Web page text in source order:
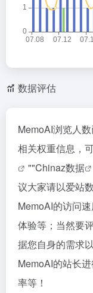
数据评估
MemoAI浏览人
相关权重信息，
""Chinaz数据
议大家请以爱站
MemoAI的访问
体验等；当然要
据您自身的需求
MemoAI的站长
率等！